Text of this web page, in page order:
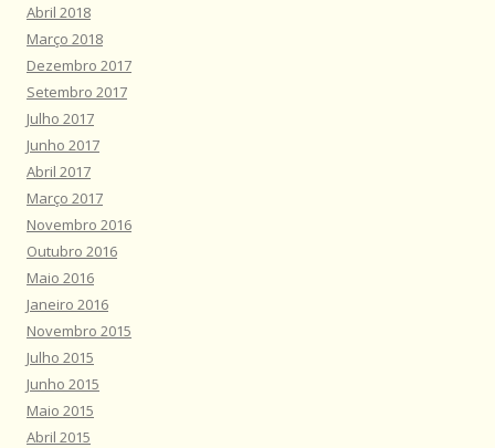
Abril 2018
Março 2018
Dezembro 2017
Setembro 2017
Julho 2017
Junho 2017
Abril 2017
Março 2017
Novembro 2016
Outubro 2016
Maio 2016
Janeiro 2016
Novembro 2015
Julho 2015
Junho 2015
Maio 2015
Abril 2015